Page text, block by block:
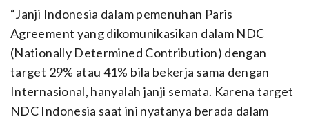
“Janji Indonesia dalam pemenuhan Paris
Agreement yang dikomunikasikan dalam NDC
(Nationally Determined Contribution) dengan
target 29% atau 41% bila bekerja sama dengan
Internasional, hanyalah janji semata. Karena target
NDC Indonesia saat ini nyatanya berada dalam